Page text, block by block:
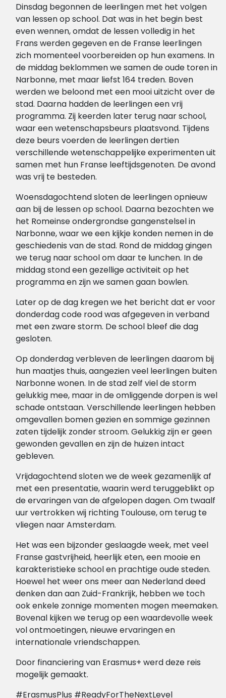
Dinsdag begonnen de leerlingen met het volgen
van lessen op school. Dat was in het begin best
even wennen, omdat de lessen volledig in het
Frans werden gegeven en de Franse leerlingen
zich momenteel voorbereiden op hun examens. In
de middag beklommen we samen de oude toren in
Narbonne, met maar liefst 164 treden. Boven
werden we beloond met een mooi uitzicht over de
stad. Daarna hadden de leerlingen een vrij
programma. Zij keerden later terug naar school,
waar een wetenschapsbeurs plaatsvond. Tijdens
deze beurs voerden de leerlingen dertien
verschillende wetenschappelijke experimenten uit
samen met hun Franse leeftijdsgenoten. De avond
was vrij te besteden.
Woensdagochtend sloten de leerlingen opnieuw
aan bij de lessen op school. Daarna bezochten we
het Romeinse ondergrondse gangenstelsel in
Narbonne, waar we een kijkje konden nemen in de
geschiedenis van de stad. Rond de middag gingen
we terug naar school om daar te lunchen. In de
middag stond een gezellige activiteit op het
programma en zijn we samen gaan bowlen.
Later op de dag kregen we het bericht dat er voor
donderdag code rood was afgegeven in verband
met een zware storm. De school bleef die dag
gesloten.
Op donderdag verbleven de leerlingen daarom bij
hun maatjes thuis, aangezien veel leerlingen buiten
Narbonne wonen. In de stad zelf viel de storm
gelukkig mee, maar in de omliggende dorpen is wel
schade ontstaan. Verschillende leerlingen hebben
omgevallen bomen gezien en sommige gezinnen
zaten tijdelijk zonder stroom. Gelukkig zijn er geen
gewonden gevallen en zijn de huizen intact
gebleven.
Vrijdagochtend sloten we de week gezamenlijk af
met een presentatie, waarin werd teruggeblikt op
de ervaringen van de afgelopen dagen. Om twaalf
uur vertrokken wij richting Toulouse, om terug te
vliegen naar Amsterdam.
Het was een bijzonder geslaagde week, met veel
Franse gastvrijheid, heerlijk eten, een mooie en
karakteristieke school en prachtige oude steden.
Hoewel het weer ons meer aan Nederland deed
denken dan aan Zuid-Frankrijk, hebben we toch
ook enkele zonnige momenten mogen meemaken.
Bovenal kijken we terug op een waardevolle week
vol ontmoetingen, nieuwe ervaringen en
internationale vriendschappen.
Door financiering van Erasmus+ werd deze reis
mogelijk gemaakt.
#ErasmusPlus #ReadyForTheNextLevel